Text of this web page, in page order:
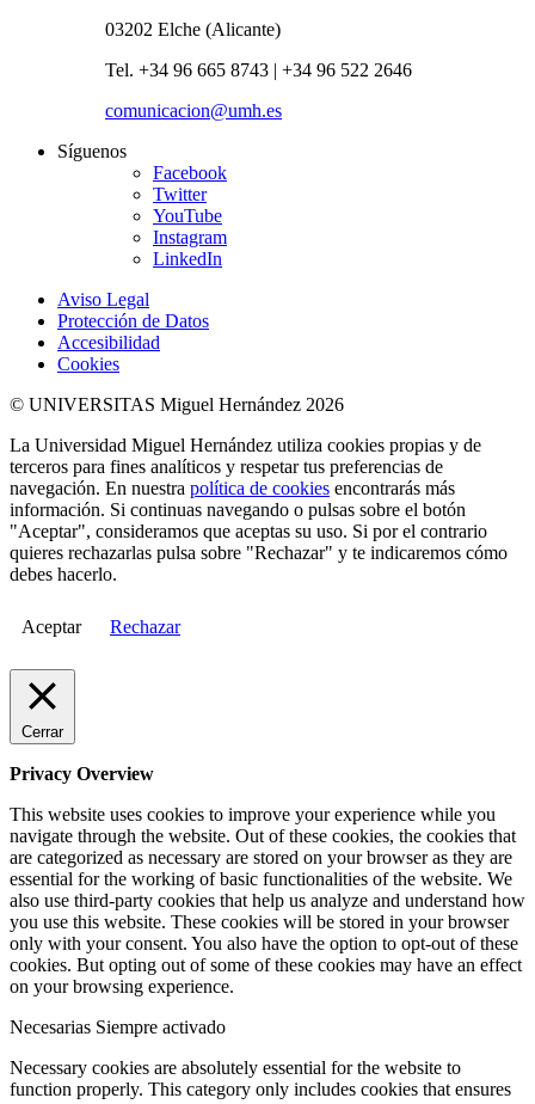
03202 Elche (Alicante)
Tel. +34 96 665 8743 | +34 96 522 2646
comunicacion@umh.es
Síguenos
Facebook
Twitter
YouTube
Instagram
LinkedIn
Aviso Legal
Protección de Datos
Accesibilidad
Cookies
© UNIVERSITAS Miguel Hernández 2026
La Universidad Miguel Hernández utiliza cookies propias y de
terceros para fines analíticos y respetar tus preferencias de
navegación. En nuestra política de cookies encontrarás más
información. Si continuas navegando o pulsas sobre el botón
"Aceptar", consideramos que aceptas su uso. Si por el contrario
quieres rechazarlas pulsa sobre "Rechazar" y te indicaremos cómo
debes hacerlo.
Aceptar Rechazar
Cerrar
Privacy Overview
This website uses cookies to improve your experience while you
navigate through the website. Out of these cookies, the cookies that
are categorized as necessary are stored on your browser as they are
essential for the working of basic functionalities of the website. We
also use third-party cookies that help us analyze and understand how
you use this website. These cookies will be stored in your browser
only with your consent. You also have the option to opt-out of these
cookies. But opting out of some of these cookies may have an effect
on your browsing experience.
Necesarias Siempre activado
Necessary cookies are absolutely essential for the website to
function properly. This category only includes cookies that ensures